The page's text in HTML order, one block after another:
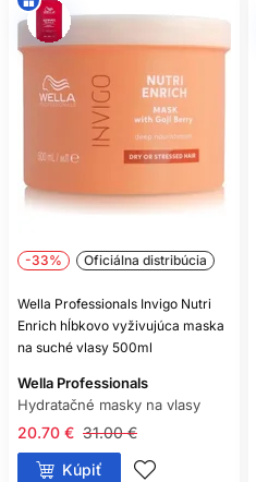
-33% Oficiálna distribúcia
Wella Professionals Invigo Nutri
Enrich hĺbkovo vyživujúca maska
na suché vlasy 500ml
Wella Professionals
Hydratačné masky na vlasy
31.00 €
20.70 €
Kúpiť